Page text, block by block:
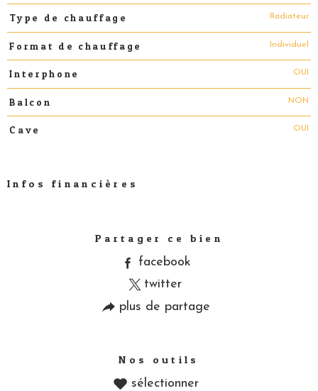
Type de chauffage Radiateur
Format de chauffage Individuel
Interphone OUI
Balcon NON
Cave OUI
Infos financières
Partager ce bien
facebook
twitter
plus de partage
Nos outils
sélectionner